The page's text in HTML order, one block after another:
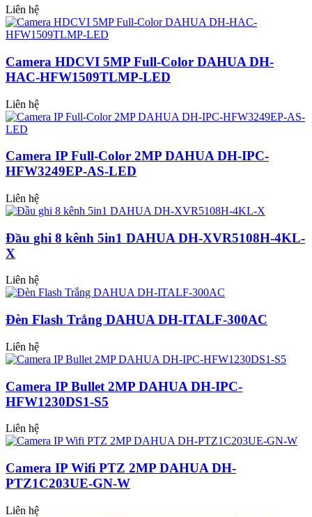
Liên hệ
Camera HDCVI 5MP Full-Color DAHUA DH-
HAC-HFW1509TLMP-LED
Liên hệ
Camera IP Full-Color 2MP DAHUA DH-IPC-
HFW3249EP-AS-LED
Liên hệ
Đầu ghi 8 kênh 5in1 DAHUA DH-XVR5108H-4KL-
X
Liên hệ
Đèn Flash Trắng DAHUA DH-ITALF-300AC
Liên hệ
Camera IP Bullet 2MP DAHUA DH-IPC-
HFW1230DS1-S5
Liên hệ
Camera IP Wifi PTZ 2MP DAHUA DH-
PTZ1C203UE-GN-W
Liên hệ